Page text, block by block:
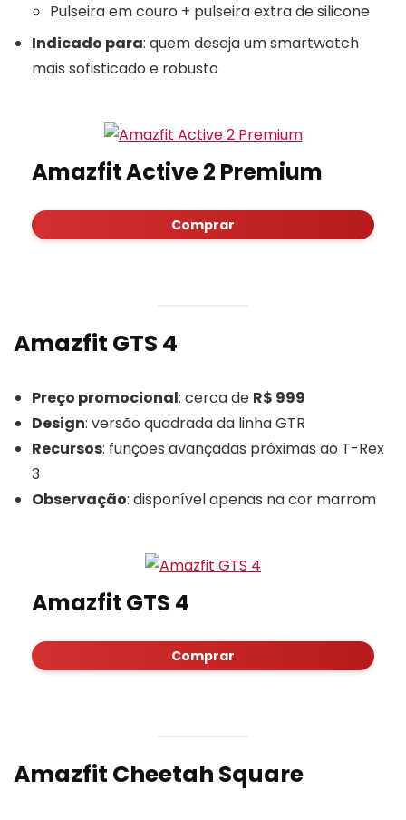
Pulseira em couro + pulseira extra de silicone
Indicado para: quem deseja um smartwatch
mais sofisticado e robusto
Amazfit Active 2 Premium
Comprar
Amazfit GTS 4
Preço promocional: cerca de R$ 999
Design: versão quadrada da linha GTR
Recursos: funções avançadas próximas ao T-Rex
3
Observação: disponível apenas na cor marrom
Amazfit GTS 4
Comprar
Amazfit Cheetah Square